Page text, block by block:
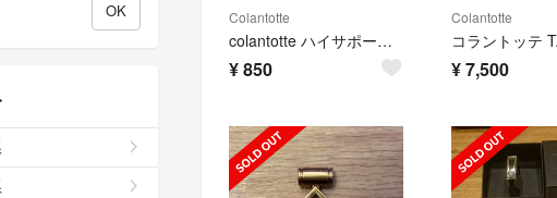
Colantotte
colantotte ハイサポートゲイター 湘南乃風様専用
¥850
Colantotte
¥7,500